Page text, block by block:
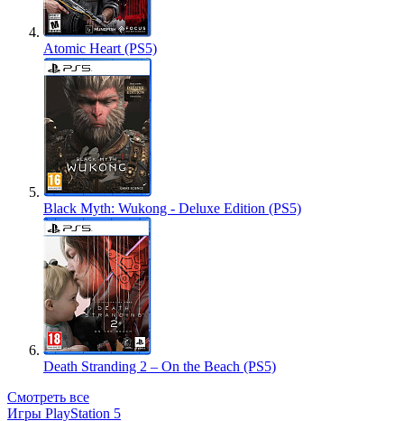
Atomic Heart (PS5)
Black Myth: Wukong - Deluxe Edition (PS5)
Death Stranding 2 – On the Beach (PS5)
Смотреть все
Игры PlayStation 5